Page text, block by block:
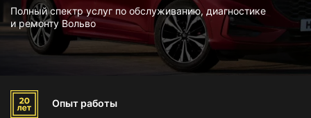
Полный спектр услуг по обслуживанию, диагностике
и ремонту Вольво
Опыт работы